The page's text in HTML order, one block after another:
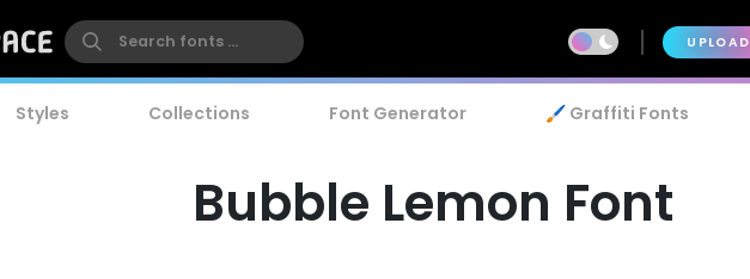
UPLOAD
Styles Collections Font Generator 🖌️ Graffiti Fonts
Bubble Lemon Font